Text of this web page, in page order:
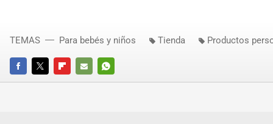
FACEBOOKTWITTERFLIPBOARD
E-
WHATSAPP
TEMAS Para bebés y niños Tienda Productos